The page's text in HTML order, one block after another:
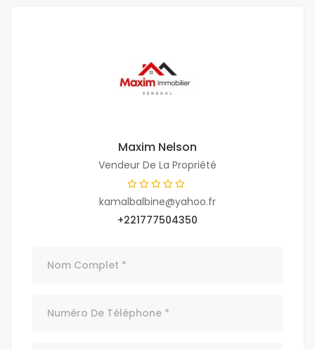
Maxim Nelson
Vendeur De La Propriété
kamalbalbine@yahoo.fr
+221777504350